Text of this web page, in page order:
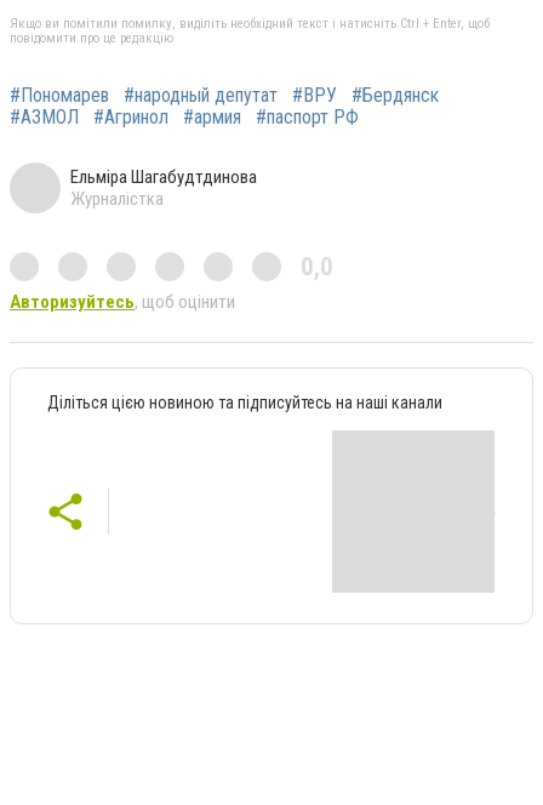
Якщо ви помітили помилку, виділіть необхідний текст і натисніть Ctrl + Enter, щоб
повідомити про це редакцію
#Пономарев #народный депутат #ВРУ
#Бердянск
#АЗМОЛ
#Агринол #армия #паспорт РФ
Ельміра Шагабудтдинова
Журналістка
0,0
Авторизуйтесь, щоб оцінити
Діліться цією новиною та підписуйтесь на наші канали